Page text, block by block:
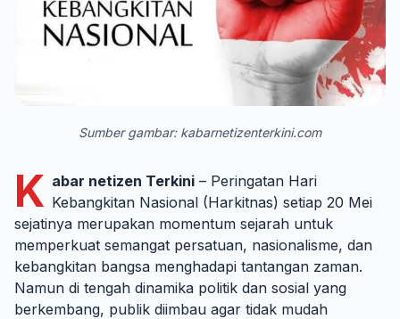
Sumber gambar: kabarnetizenterkini.com
K abar netizen Terkini – Peringatan Hari
Kebangkitan Nasional (Harkitnas) setiap 20 Mei
sejatinya merupakan momentum sejarah untuk
memperkuat semangat persatuan, nasionalisme, dan
kebangkitan bangsa menghadapi tantangan zaman.
Namun di tengah dinamika politik dan sosial yang
berkembang, publik diimbau agar tidak mudah